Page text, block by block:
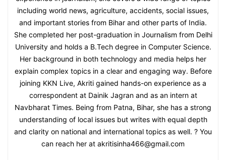
including world news, agriculture, accidents, social issues,
and important stories from Bihar and other parts of India.
She completed her post-graduation in Journalism from Delhi
University and holds a B.Tech degree in Computer Science.
Her background in both technology and media helps her
explain complex topics in a clear and engaging way. Before
joining KKN Live, Akriti gained hands-on experience as a
correspondent at Dainik Jagran and as an intern at
Navbharat Times. Being from Patna, Bihar, she has a strong
understanding of local issues but writes with equal depth
and clarity on national and international topics as well. ? You
can reach her at akritisinha466@gmail.com